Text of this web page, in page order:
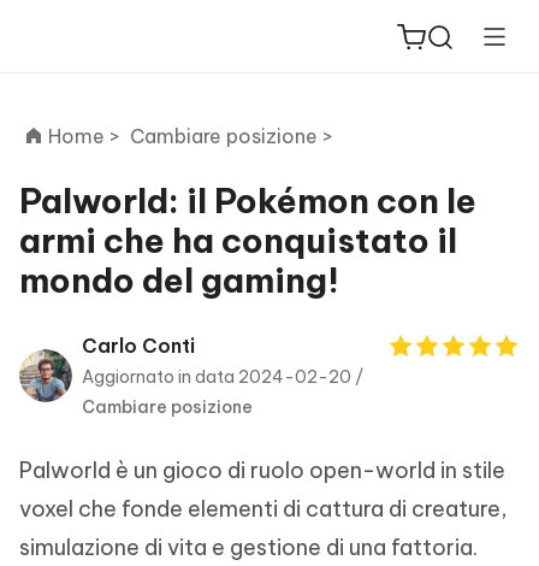
ReiBoot
for iOS
PDNob
PDF
Editor
New
iAnyGo
Home > Cambiare posizione >
Palworld: il Pokémon con le
armi che ha conquistato il
mondo del gaming!
Carlo Conti
Aggiornato in data 2024-02-20 /
Cambiare posizione
Palworld è un gioco di ruolo open-world in stile
voxel che fonde elementi di cattura di creature,
simulazione di vita e gestione di una fattoria.